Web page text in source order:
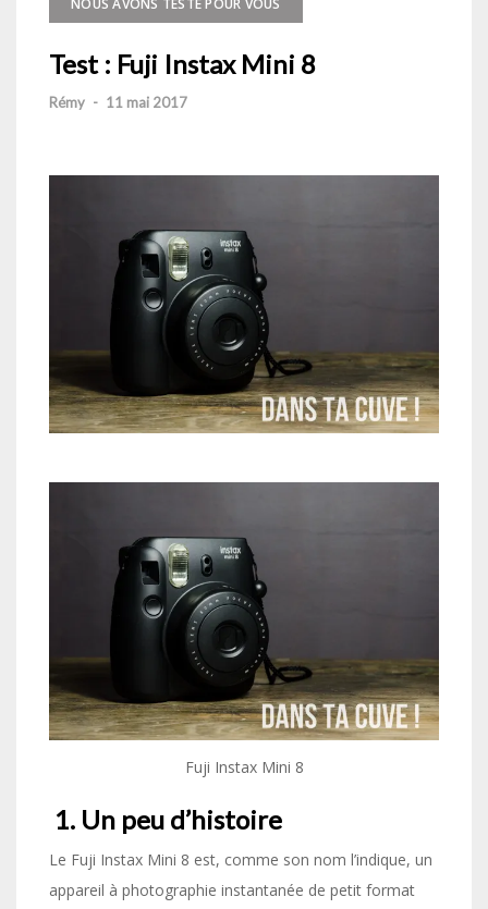
NOUS AVONS TESTÉ POUR VOUS
Test : Fuji Instax Mini 8
Rémy - 11 mai 2017
Fuji Instax Mini 8
1. Un peu d’histoire
Le Fuji Instax Mini 8 est, comme son nom l’indique, un
appareil à photographie instantanée de petit format